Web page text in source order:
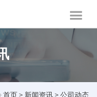
首页> 新闻资讯>公司动态